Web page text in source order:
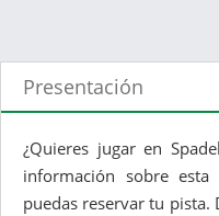
Presentación
¿Quieres jugar en
información sobre
puedas reservar tu pista.